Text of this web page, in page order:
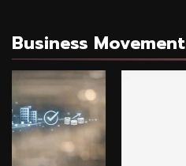
Business Movement